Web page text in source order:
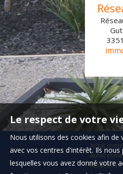
Achat
Achat
Achat
Le respect de votre
Nous utilisons des cookies afin
avec vos centres d'intérêt. Ils
lesquelles vous avez donné votre